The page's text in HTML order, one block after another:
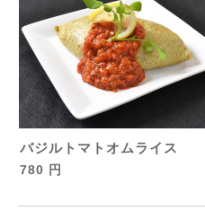
バジルトマトオムライス
780 円